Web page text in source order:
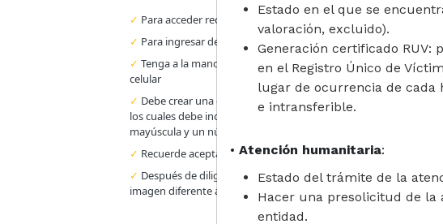
✓ Para acceder requiere un computador o celular con acceso a
✓ Para ingresar debe registrarse en la herramienta
✓ Tenga a la mano su documento de identidad, correo
celular
✓ Debe crear una contraseña de ingreso con mínimo 8 caracteres,
los cuales debe incluir al menos una letra minúscula, una letra
mayúscula y un número (Por ejemplo: Pajarito12)
✓ Recuerde aceptar términos y condiciones
✓ Después de diligenciar usuario y contraseña, recuerde escoger
imagen diferente a la secuencia, para poder continuar e iniciar
Estado en el que se
valoración, excluido).
Generación certificado
en el Registro Único de
lugar de ocurrencia de cada
e intransferible.
• Atención humanitaria:
Estado del trámite de la
Hacer una presolicitud de la
entidad.